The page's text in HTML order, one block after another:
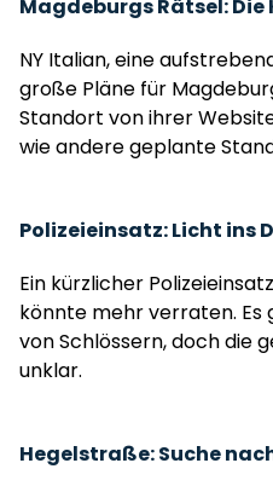
Magdeburgs Rätsel:
NY Italian, eine
große Pläne für
Standort von ihrer
wie andere geplante
Polizeieinsatz: Licht ins
Ein kürzlicher
könnte mehr verraten. Es
von Schlössern, doch die
unklar.
Hegelstraße: Suche